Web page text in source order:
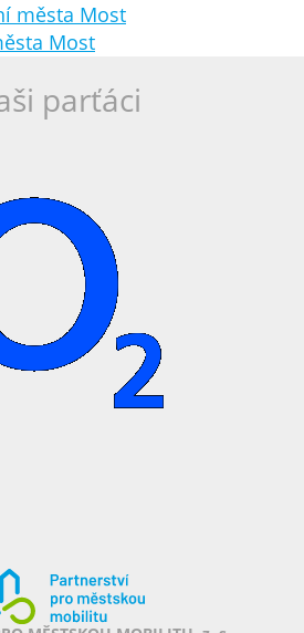
města Most
Most
parťáci